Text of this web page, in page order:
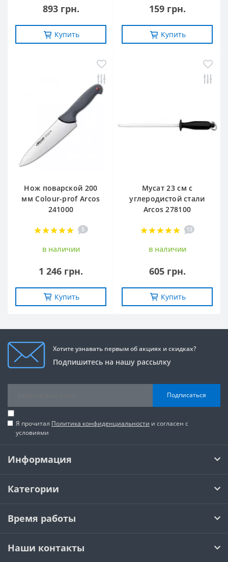
893 грн.
Купить
159 грн.
Купить
Нож поварской 200
мм Сolour-prof Arcos
241000
5
в наличии
1 246 грн.
Купить
Мусат 23 см с
углеродистой стали
Arcos 278100
13
в наличии
605 грн.
Купить
Хотите узнавать первым об акциях и скидках?
Подпишитесь на нашу рассылку
Подписаться
Я прочитал Политика конфиденциальности и согласен с
условиями
Информация
Категории
Время работы
Наши контакты